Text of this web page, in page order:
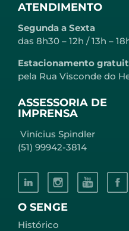
O SENGE
Histórico
ATENDIMENTO
Segunda a Sexta
das 8h30 – 12h / 13h –
Estacionamento
pela Rua Visconde do
ASSESSORIA DE
IMPRENSA
Vinícius Spindler
(51) 99942-3814